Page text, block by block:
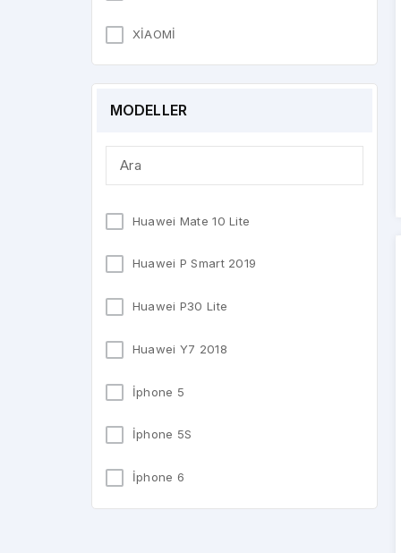
XİAOMİ
MODELLER
Huawei Mate 10 Lite
Huawei P Smart 2019
Huawei P30 Lite
Huawei Y7 2018
İphone 5
İphone 5S
İphone 6